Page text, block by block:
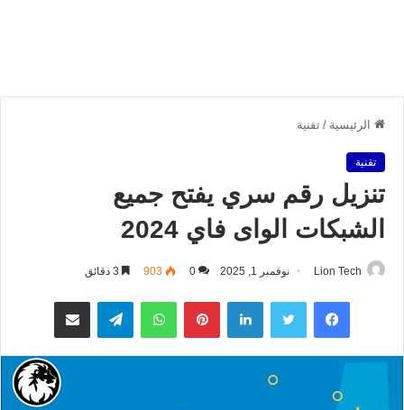
الرئيسية / تقنية
تقنية
تنزيل رقم سري يفتح جميع
الشبكات الواى فاي 2024
Lion Tech نوفمبر 1, 2025 0
903
فيسبوك تويتر لينكدإن بينتيريستواتساب تيلقرام مشاركة عبر البريد